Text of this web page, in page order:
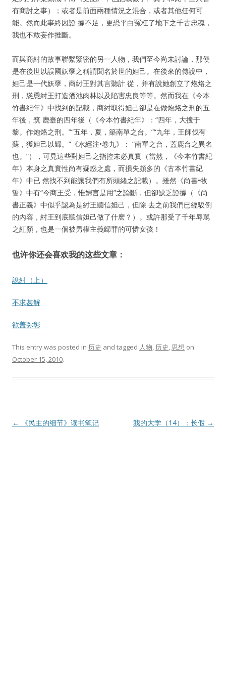
有商討之事）；或者是前面兩種情況之混合，或者其他任何可
能。然而此事終因證 據不足，更恐平白冤枉了地下之千古忠魂，
我也不敢妄作推斷。
而與商紂的故事聯繫緊密的另一人物，我們至今尚未討論，那便
是在後世以誤國妖孽之稱謂聞名於世的妲己。在後來的傳說中，
妲己是一代妖孽，商紂王對其言聽計 從，并有說她創立了炮烙之
刑，慫恿紂王打造酒池肉林以及陷害忠良等等。然而我在《今本
竹書紀年》中找到的記載，商紂取得妲己卻是在做炮烙之刑的五
年後，筑 鹿臺的四年後（《今本竹書紀年》：“四年，大搜于
黎。作炮烙之刑。”“五年，夏，築南單之台。”“九年，王師伐有
蘇，獲妲己以歸。”《水經注•卷九》： “南單之台，蓋鹿台之異名
也。”），可見這些對妲己之指控未必真實（當然，《今本竹書紀
年》本身之真實性尚有疑惑之處，而損失頗多的《古本竹書紀
年》中已 然找不到能讓我們有所頭緒之記載）。雖然《尚書•牧
誓》中有“今商王受，惟婦言是用”之論斷，但卻缺乏證據（《尚
書正義》中似乎認為是紂王聽信妲己，但除 去之前我們已經駁倒
的內容，紂王到底聽信妲己做了什麽？）。或許那受了千年辱駡
之紅顏，也是一個被男權主義歸罪的可憐女孩！
也许你还会喜欢我的这些文章：
說紂（上）
不求甚解
欲盖弥彰
This entry was posted in 历史 and tagged 人物, 历史,思想 on
October 15, 2010.
Post
← 《民主的细节》读书笔记 我的大学（14）：长假 →